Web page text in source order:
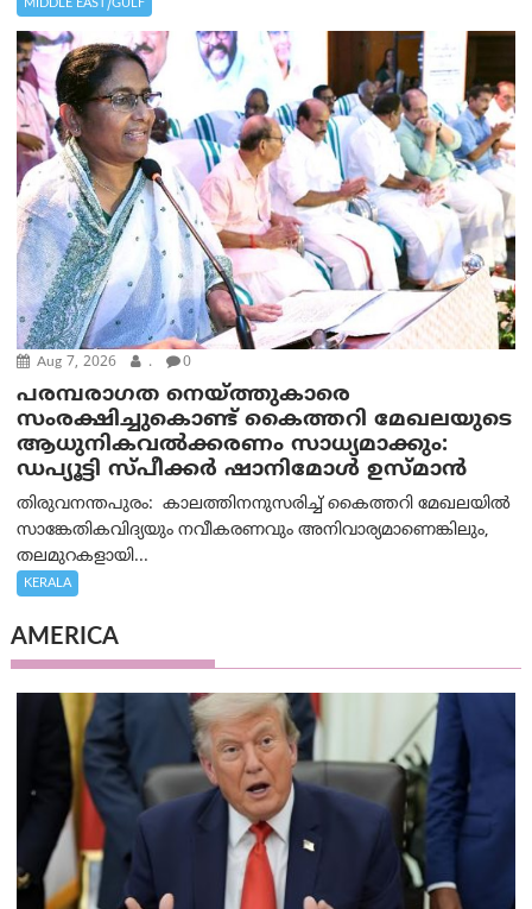
Aug 7, 2026 . 0
പരമ്പരാഗത നെയ്ത്തുകാരെ
സംരക്ഷിച്ചുകൊണ്ട് കൈത്തറി മേഖലയുടെ
ആധുനികവൽക്കരണം സാധ്യമാക്കും:
ഡപ്യൂട്ടി സ്പീക്കർ ഷാനിമോൾ ഉസ്മാൻ
തിരുവനന്തപുരം: കാലത്തിനനുസരിച്ച് കൈത്തറി മേഖലയിൽ
സാങ്കേതികവിദ്യയും നവീകരണവും അനിവാര്യമാണെങ്കിലും,
തലമുറകളായി...
KERALA
AMERICA